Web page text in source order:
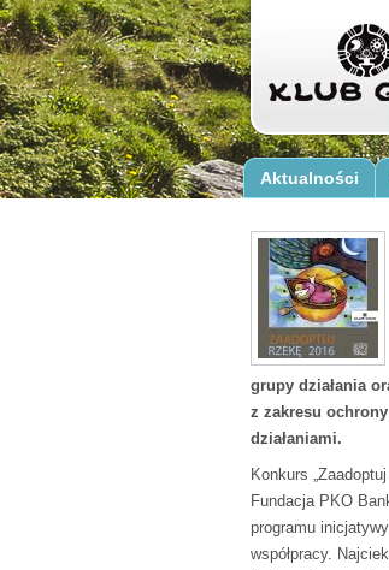
Aktualności
grupy działania
z zakresu
działaniami.
Konkurs
Fundacja PKO
programu
współpracy.